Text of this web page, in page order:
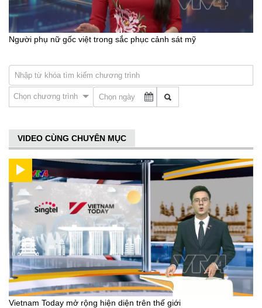
Người phụ nữ gốc việt trong sắc phục cảnh sát mỹ
Chọn chương trình
VIDEO CÙNG CHUYÊN MỤC
Vietnam Today mở rộng hiện diện trên thế giới